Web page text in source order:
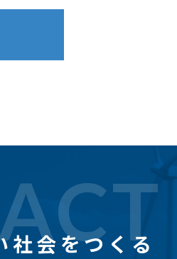
社会をつくる